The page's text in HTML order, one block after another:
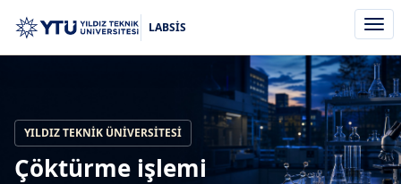
aç/
LABSİS
YILDIZ TEKNIK ÜNIVERSITESI
Çöktürme işlemi